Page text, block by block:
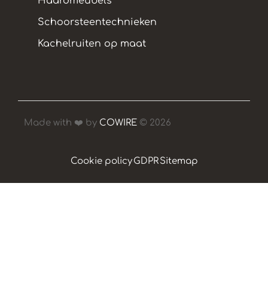
Schoorsteentechnieken
Kachelruiten op maat
Made with ❤️ by COWIRE © 2026
Cookie policy GDPR Sitemap